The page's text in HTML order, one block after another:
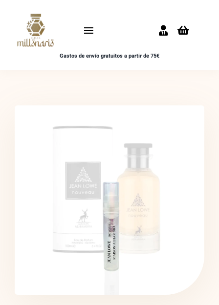
contenido
Toggle
Navigation
Gastos de envío gratuitos a partir de 75€